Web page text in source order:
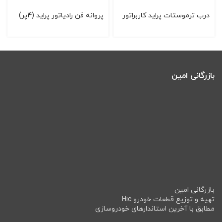
درب ترموستات پراید کاربراتور پروانه فن رادیاتور پراید (4پر)
بازرگانی امین
بازرگانی امین
تهیه و توزیع قطعات خودرو Hic
مطابق با آخرین استاندارهای خودروسازی